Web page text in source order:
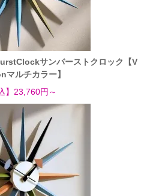
サンバーストクロック【V
マルチカラー】
】23,760円～